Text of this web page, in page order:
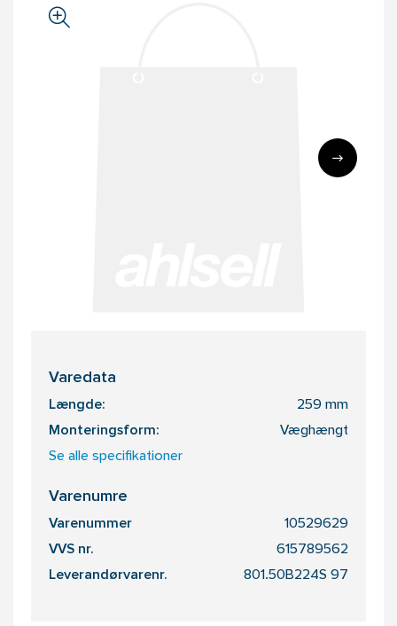
Varedata
Længde: 259 mm
Monteringsform: Væghængt
Se alle specifikationer
Varenumre
Varenummer 10529629
VVS nr. 615789562
Leverandørvarenr. 801.50B224S 97